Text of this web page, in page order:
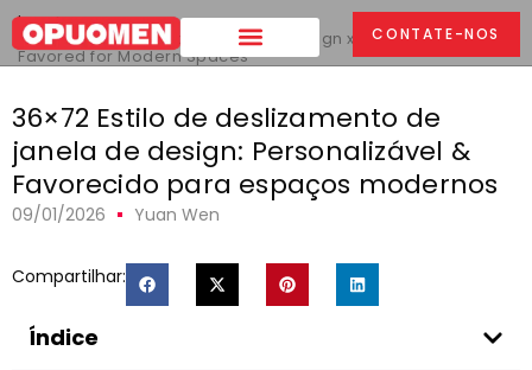
CONTATE-NOS
Lar >
36Estilo deslizante de janela de design x72:Customizable &
Favored for Modern Spaces
36×72 Estilo de deslizamento de
janela de design: Personalizável &
Favorecido para espaços modernos
09/01/2026 Yuan Wen
Compartilhar:
Índice